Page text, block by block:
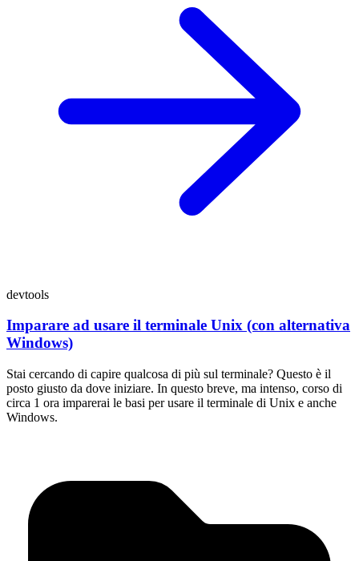
devtools
Imparare ad usare il terminale Unix (con alternativa
Windows)
Stai cercando di capire qualcosa di più sul terminale? Questo è il
posto giusto da dove iniziare. In questo breve, ma intenso, corso di
circa 1 ora imparerai le basi per usare il terminale di Unix e anche
Windows.